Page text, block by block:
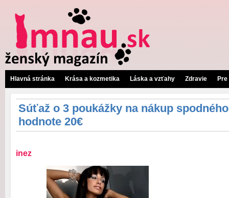
Hlavná stránka Krása a kozmetika Láska a vzťahy Zdravie
Súťaž o 3 poukážky na nákup
hodnote 20€
inez